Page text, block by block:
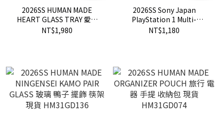
2026SS HUMAN MADE
HEART GLASS TRAY 愛心
玻璃 盤子 飾品盤 菸灰缸 現
NT$1,980
2026SS Sony Japan
PlayStation 1 Multi-
Cushion Case BOOK PS 懷
NT$1,180